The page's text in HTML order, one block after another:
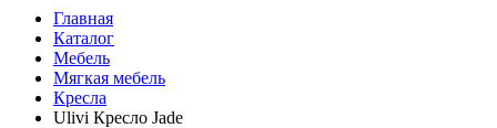
Главная
Каталог
Мебель
Мягкая мебель
Кресла
Ulivi Кресло Jade